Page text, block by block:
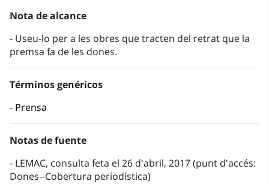
Nota de alcance
Useu-lo per a les obres que tracten del retrat que la
premsa fa de les dones.
Términos genéricos
Prensa
Notas de fuente
LEMAC, consulta feta el 26 d'abril, 2017 (punt d'accés:
Dones--Cobertura periodística)